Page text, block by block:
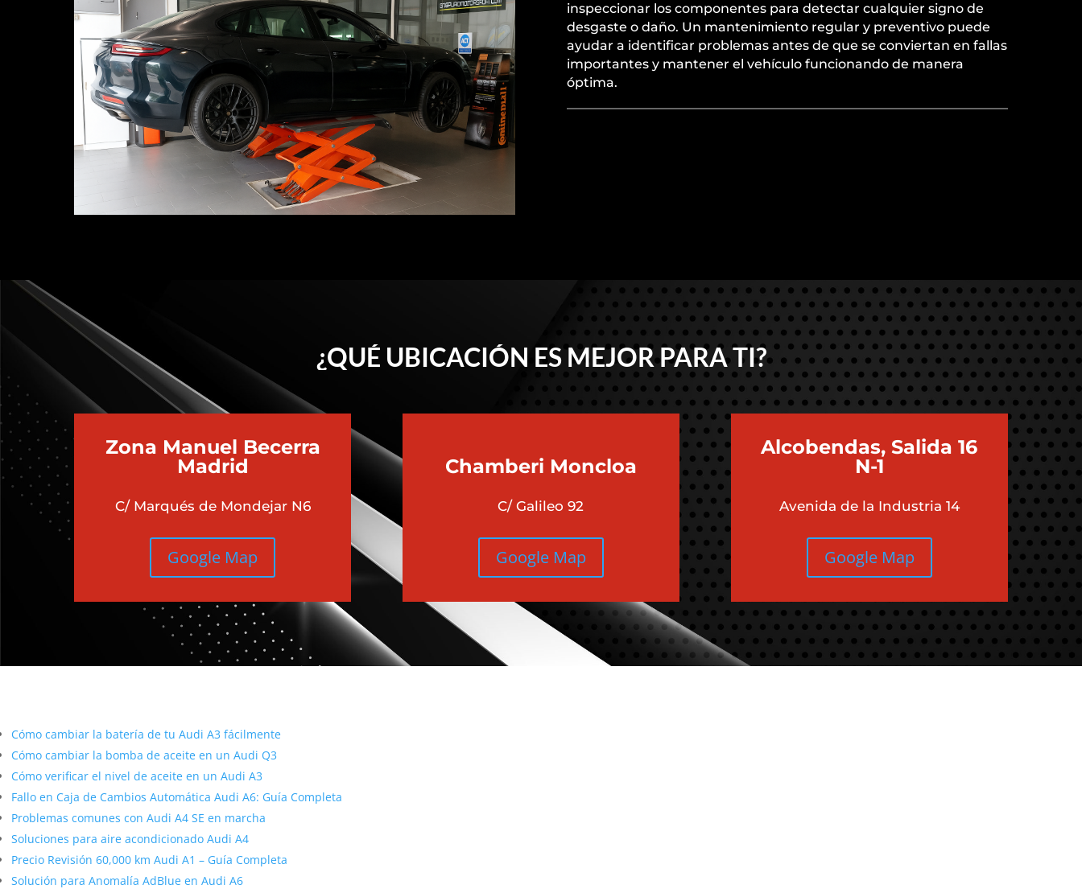
inspeccionar los componentes para detectar cualquier signo de
desgaste o daño. Un mantenimiento regular y preventivo puede
ayudar a identificar problemas antes de que se conviertan en fallas
importantes y mantener el vehículo funcionando de manera
óptima.
¿QUÉ UBICACIÓN ES MEJOR PARA TI?
Zona Manuel Becerra
Madrid
C/ Marqués de Mondejar N6
Google Map
Chamberi Moncloa
C/ Galileo 92
Google Map
Alcobendas, Salida 16
N-1
Avenida de la Industria 14
Google Map
Cómo cambiar la batería de tu Audi A3 fácilmente
Cómo cambiar la bomba de aceite en un Audi Q3
Cómo verificar el nivel de aceite en un Audi A3
Fallo en Caja de Cambios Automática Audi A6: Guía Completa
Problemas comunes con Audi A4 SE en marcha
Soluciones para aire acondicionado Audi A4
Precio Revisión 60,000 km Audi A1 – Guía Completa
Solución para Anomalía AdBlue en Audi A6